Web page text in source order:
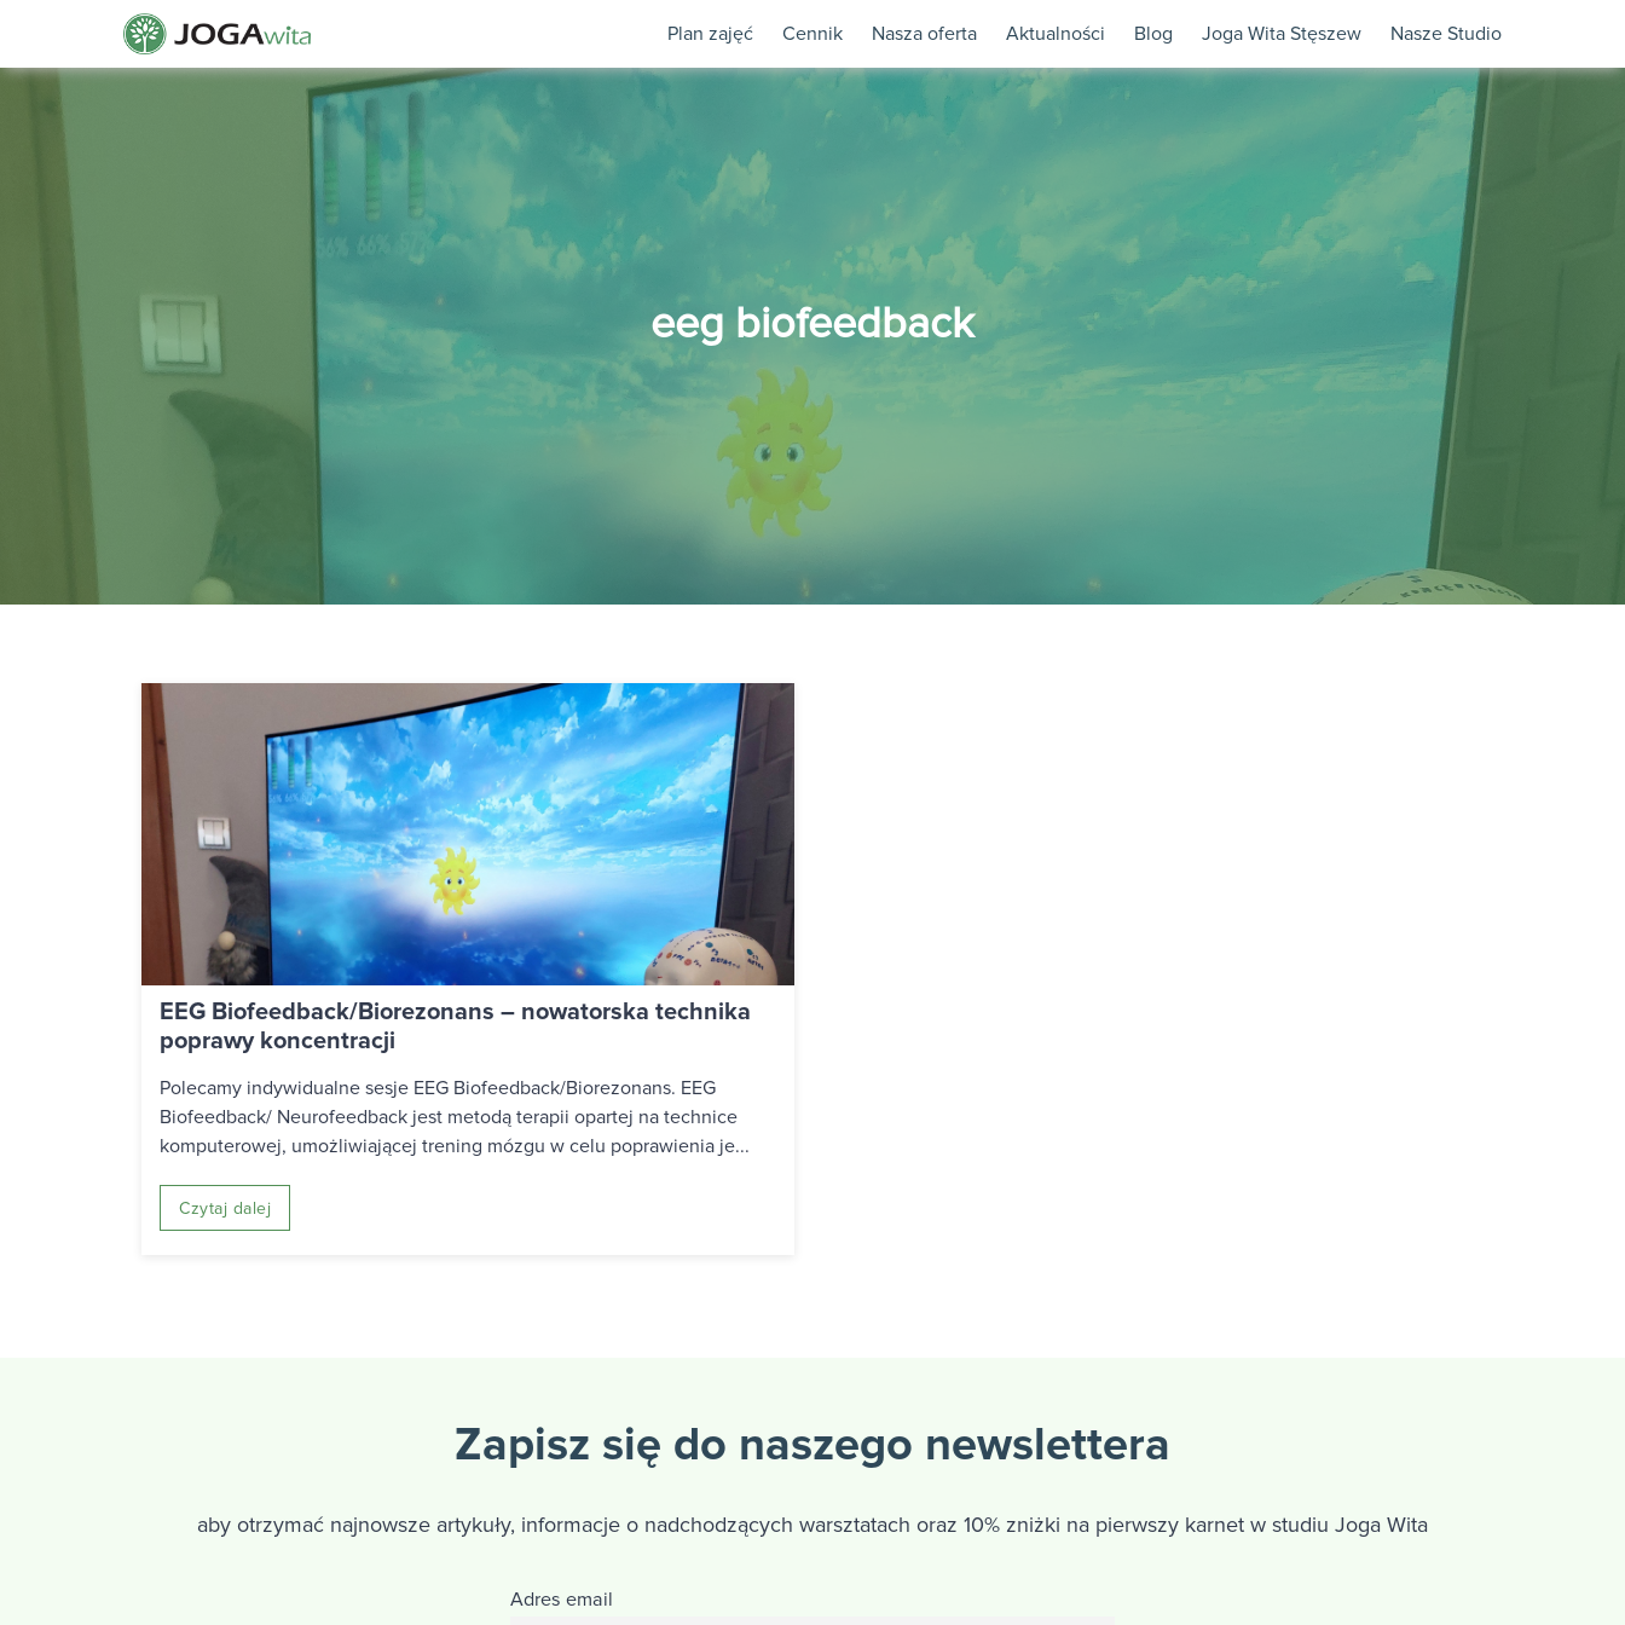
Plan zajęć Cennik Nasza oferta Aktualności Blog Joga Wita Stęszew Nasze Studio
eeg biofeedback
EEG Biofeedback/Biorezonans – nowatorska technika
poprawy koncentracji
Polecamy indywidualne sesje EEG Biofeedback/Biorezonans. EEG
Biofeedback/ Neurofeedback jest metodą terapii opartej na technice
komputerowej, umożliwiającej trening mózgu w celu poprawienia je...
Czytaj dalej
Zapisz się do naszego newslettera
aby otrzymać najnowsze artykuły, informacje o nadchodzących warsztatach oraz 10% zniżki na pierwszy karnet w studiu Joga Wita
Adres email